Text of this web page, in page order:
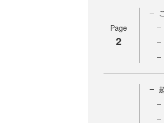
Page
2